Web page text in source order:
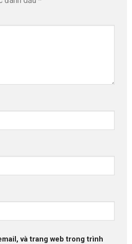
và trang web trong trình